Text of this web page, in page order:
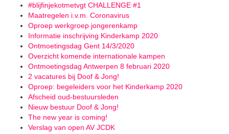
#blijfinjekotmetvgt CHALLENGE #1
Maatregelen i.v.m. Coronavirus
Oproep werkgroep jongerenkamp
Informatie inschrijving Kinderkamp 2020
Ontmoetingsdag Gent 14/3/2020
Overzicht komende internationale kampen
Ontmoetingsdag Antwerpen 8 februari 2020
2 vacatures bij Doof & Jong!
Oproep: begeleiders voor het Kinderkamp 2020
Afscheid oud-bestuursleden
Nieuw bestuur Doof & Jong!
The new year is coming!
Verslag van open AV JCDK